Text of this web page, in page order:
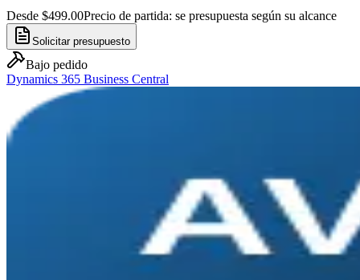
Desde $499.00Precio de partida: se presupuesta según su alcance
Solicitar presupuesto
Bajo pedido
Dynamics 365 Business Central